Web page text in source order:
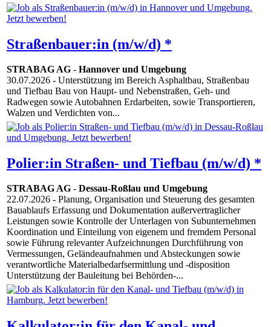
Straßenbauer:in (m/w/d) *
STRABAG AG - Hannover und Umgebung
30.07.2026 - Unterstützung im Bereich Asphaltbau, Straßenbau
und Tiefbau Bau von Haupt- und Nebenstraßen, Geh- und
Radwegen sowie Autobahnen Erdarbeiten, sowie Transportieren,
Walzen und Verdichten von...
Polier:in Straßen- und Tiefbau (m/w/d) *
STRABAG AG - Dessau-Roßlau und Umgebung
22.07.2026 - Planung, Organisation und Steuerung des gesamten
Bauablaufs Erfassung und Dokumentation außervertraglicher
Leistungen sowie Kontrolle der Unterlagen von Subunternehmen
Koordination und Einteilung von eigenem und fremdem Personal
sowie Führung relevanter Aufzeichnungen Durchführung von
Vermessungen, Geländeaufnahmen und Absteckungen sowie
verantwortliche Materialbedarfsermittlung und -disposition
Unterstützung der Bauleitung bei Behörden-...